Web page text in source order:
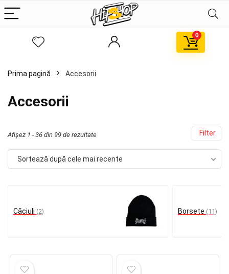
0
Prima pagină Accesorii
Accesorii
Filter
Afișez 1 - 36 din 99 de rezultateSortat
după
cele
Sortează după cele mai recente
Căciuli (2) Borsete (11)